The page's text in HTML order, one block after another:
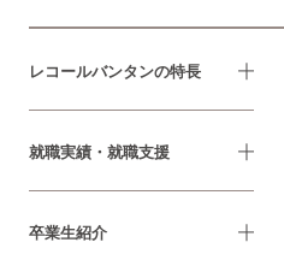
レコールバンタンの特長
就職実績・就職支援
卒業生紹介